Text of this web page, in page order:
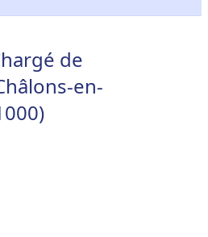
de
en-